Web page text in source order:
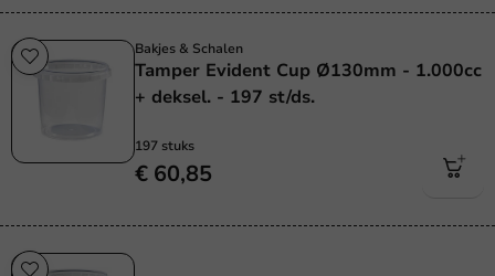
Bakjes & Schalen
Tamper Evident Cup Ø130mm - 1.000cc
+ deksel. - 197 st/ds.
197 stuks
€ 60,85